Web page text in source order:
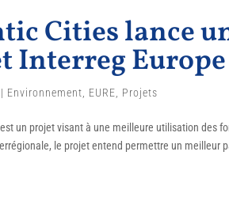
Cities lance
Interreg Europe
| Environnement EURE Projets
est un projet visant à une meilleure utilisation des
le projet entend permettre un meilleur